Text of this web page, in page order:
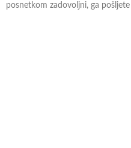
posnetkom zadovoljni, ga